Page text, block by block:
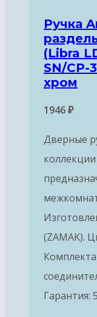
Ручка
(Libra
SN/
хром
1946₽
Дверные
коллекции
(ZAMAK).
Гарантия: